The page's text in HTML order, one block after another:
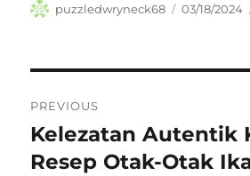
Author
puzzledwryneck68
Posted
03/18/2024
pos
PREVIOUS
Previous
post:
Kelezatan Autentik
Resep Otak-Otak